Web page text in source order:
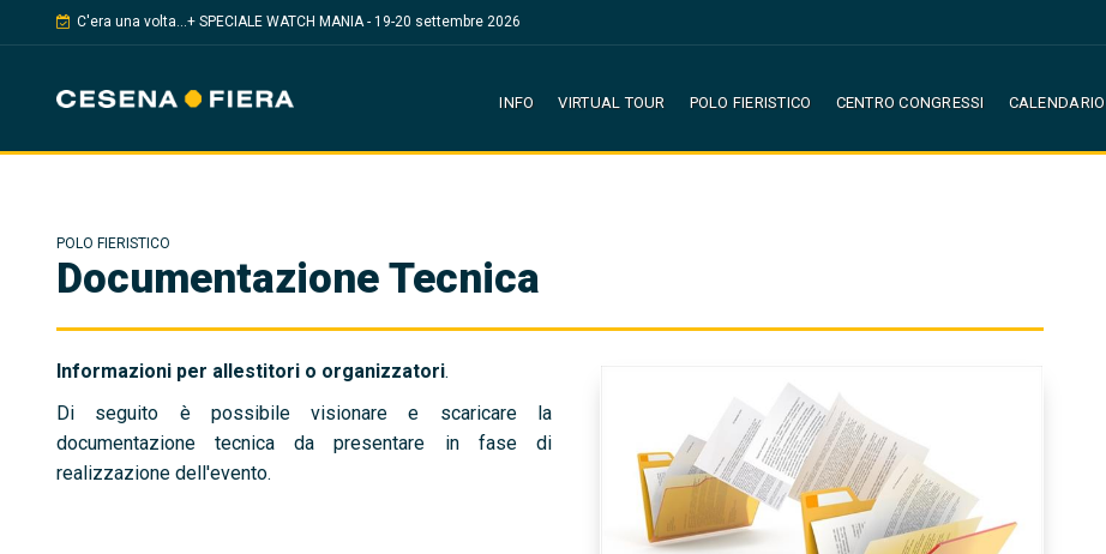
C'era una volta...+ SPECIALE WATCH MANIA - 19-20 settembre 2026
INFO VIRTUAL TOUR POLO FIERISTICO CENTRO CONGRESSI CALENDARIO
POLO FIERISTICO
Documentazione Tecnica
Informazioni per allestitori o organizzatori.
Di seguito è possibile visionare e scaricare la
documentazione tecnica da presentare in fase di
realizzazione dell'evento.